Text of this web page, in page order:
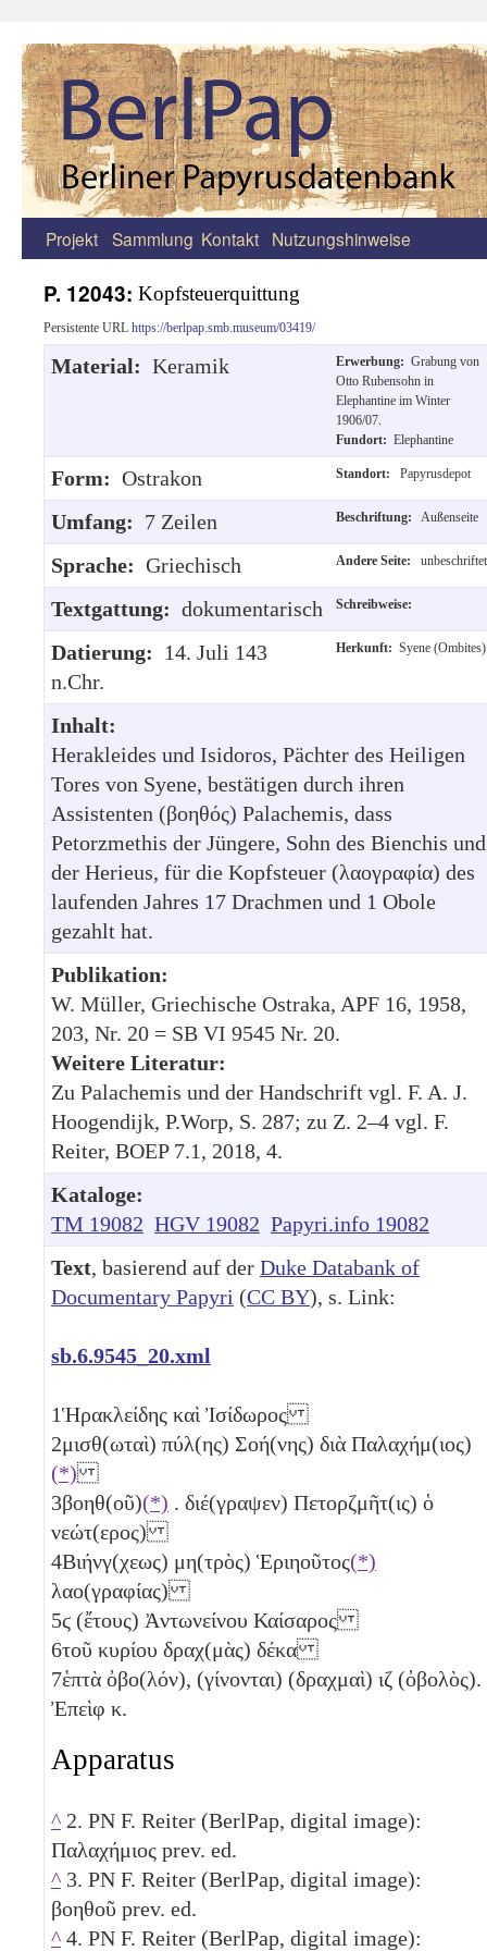
Zum
springen
Projekt Sammlung Kontakt Nutzungshinweise
P. 12043: Kopfsteuerquittung
Persistente URL https://berlpap.smb.museum/03419/
Material: Keramik Erwerbung: Grabung von
Otto Rubensohn in
Elephantine im Winter
1906/07.
Fundort: Elephantine
Form: Ostrakon Standort: Papyrusdepot
Umfang: 7 Zeilen Beschriftung: Außenseite
Sprache: Griechisch Andere Seite: unbeschriftet
Textgattung: dokumentarisch Schreibweise:
Datierung: 14. Juli 143
n.Chr.
Herkunft: Syene (Ombites)
Inhalt:
Herakleides und Isidoros, Pächter des Heiligen
Tores von Syene, bestätigen durch ihren
Assistenten (βοηθός) Palachemis, dass
Petorzmethis der Jüngere, Sohn des Bienchis und
der Herieus, für die Kopfsteuer (λαογραφία) des
laufenden Jahres 17 Drachmen und 1 Obole
gezahlt hat.
Publikation:
W. Müller, Griechische Ostraka, APF 16, 1958,
203, Nr. 20 = SB VI 9545 Nr. 20.
Weitere Literatur:
Zu Palachemis und der Handschrift vgl. F. A. J.
Hoogendijk, P.Worp, S. 287; zu Z. 2–4 vgl. F.
Reiter, BOEP 7.1, 2018, 4.
Kataloge:
TM 19082 HGV 19082 Papyri.info 19082
Text, basierend auf der Duke Databank of
Documentary Papyri (CC BY), s. Link:
sb.6.9545_20.xml
1Ἡρακλείδης καὶ Ἰσίδωρος
2μισθ(ωταὶ) πύλ(ης) Σοή(νης) διὰ Παλαχήμ(ιος)
(*)
3βοηθ(οῦ)(*) . διέ(γραψεν) Πετορζμῆτ(ις) ὁ
νεώτ(ερος)
4Βιήνγ(χεως) μη(τρὸς) Ἑριηοῦτος(*)
λαο(γραφίας)
5ϛ (ἔτους) Ἀντωνείνου Καίσαρος
6τοῦ κυρίου δραχ(μὰς) δέκα
7ἑπτὰ ὀβο(λόν), (γίνονται) (δραχμαὶ) ιζ (ὀβολὸς).
Ἐπεὶφ κ.
Apparatus
^ 2. PN F. Reiter (BerlPap, digital image):
Παλαχήμιος prev. ed.
^ 3. PN F. Reiter (BerlPap, digital image):
βοηθοῦ prev. ed.
^ 4. PN F. Reiter (BerlPap, digital image):